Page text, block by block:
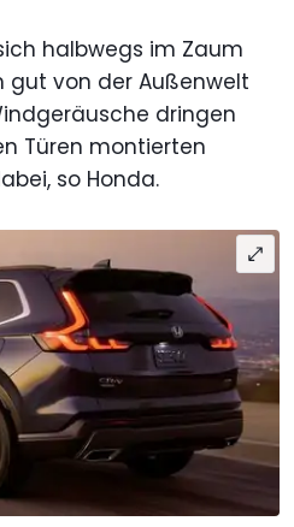
halbwegs im Zaum
gut von der Außenwelt
dringen
Türen montierten
so Honda.